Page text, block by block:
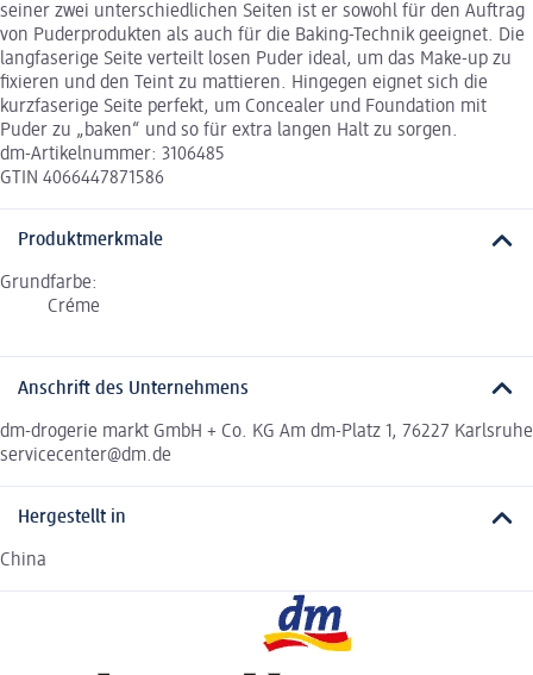
seiner zwei unterschiedlichen Seiten ist er sowohl für den Auftrag
von Puderprodukten als auch für die Baking-Technik geeignet. Die
langfaserige Seite verteilt losen Puder ideal, um das Make-up zu
fixieren und den Teint zu mattieren. Hingegen eignet sich die
kurzfaserige Seite perfekt, um Concealer und Foundation mit
Puder zu „baken“ und so für extra langen Halt zu sorgen.
dm-Artikelnummer: 3106485
GTIN 4066447871586
Produktmerkmale
Grundfarbe:
Créme
Anschrift des Unternehmens
dm-drogerie markt GmbH + Co. KG Am dm-Platz 1, 76227 Karlsruhe
servicecenter@dm.de
Hergestellt in
China